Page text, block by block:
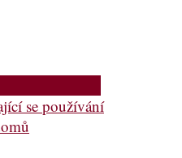
se používání